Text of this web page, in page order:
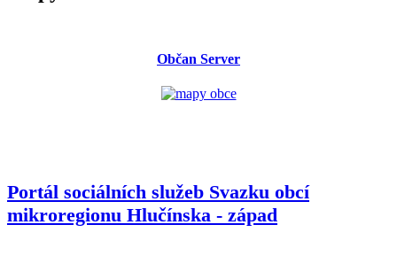
Občan Server
Portál sociálních služeb Svazku obcí
mikroregionu Hlučínska - západ